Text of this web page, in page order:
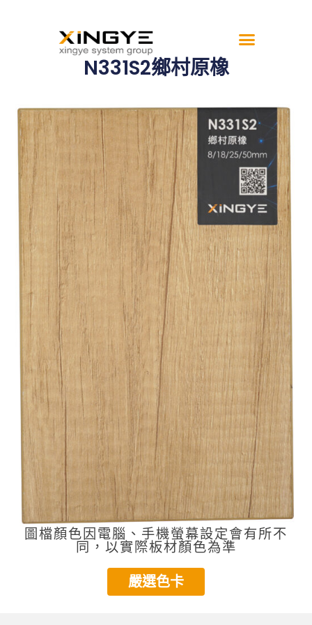
N331S2鄉村原橡
圖檔顏色因電腦、手機螢幕設定會有所不
同，以實際板材顏色為準
嚴選色卡